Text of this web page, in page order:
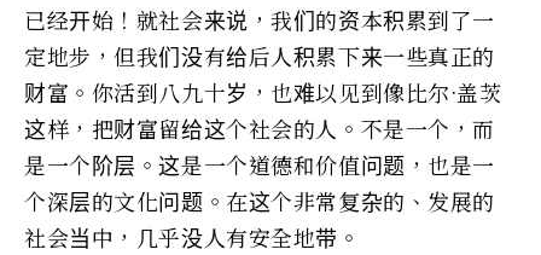
已经开始！就社会来说，我们的资本积累到了一
定地步，但我们没有给后人积累下来一些真正的
财富。你活到八九十岁，也难以见到像比尔·盖茨
这样，把财富留给这个社会的人。不是一个，而
是一个阶层。这是一个道德和价值问题，也是一
个深层的文化问题。在这个非常复杂的、发展的
社会当中，几乎没人有安全地带。